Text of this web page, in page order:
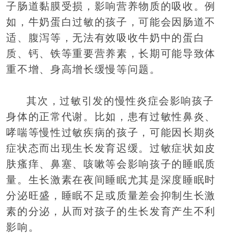
子肠道黏膜受损，影响营养物质的吸收。例
如，牛奶蛋白过敏的孩子，可能会因肠道不
适、腹泻等，无法有效吸收牛奶中的蛋白
质、钙、铁等重要营养素，长期可能导致体
重不增、身高增长缓慢等问题。
其次，过敏引发的慢性炎症会影响孩子
身体的正常代谢。比如，患有过敏性鼻炎、
哮喘等慢性过敏疾病的孩子，可能因长期炎
症状态而出现生长发育迟缓。过敏症状如皮
肤瘙痒、鼻塞、咳嗽等会影响孩子的睡眠质
量。生长激素在夜间睡眠尤其是深度睡眠时
分泌旺盛，睡眠不足或质量差会抑制生长激
素的分泌，从而对孩子的生长发育产生不利
影响。